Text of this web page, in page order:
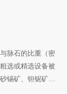
脉石的比重（密
选或精选设备被
锡矿、钽铌矿、